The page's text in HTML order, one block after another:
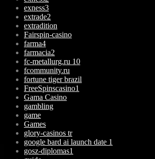
exness3
extrade2
extradition
Fairspin-casino
farma4
farmacia2
fc-metallurg.ru 10
fcommunity.ru
fortune tiger brazil
FreeSpinscasino1
Gama Casino
gambling
game
Games
glory-casinos tr
google bard ai launch date 1
gosz-diplomas1